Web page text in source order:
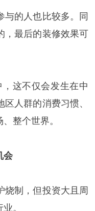
的人也比较多。同
，最后的装修效果可
这不仅会发生在中
人群的消费习惯、
整个世界。
会
制，但投资大且周
。